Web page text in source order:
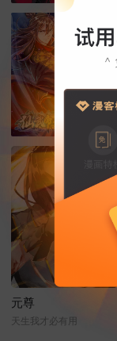
元尊
天生我才必有用